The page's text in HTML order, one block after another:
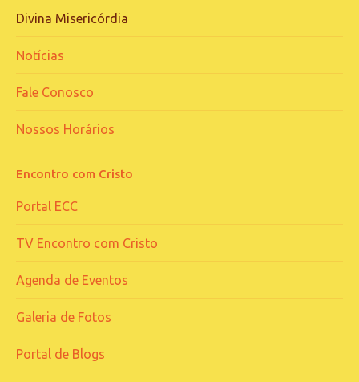
Divina Misericórdia
Notícias
Fale Conosco
Nossos Horários
Encontro com Cristo
Portal ECC
TV Encontro com Cristo
Agenda de Eventos
Galeria de Fotos
Portal de Blogs